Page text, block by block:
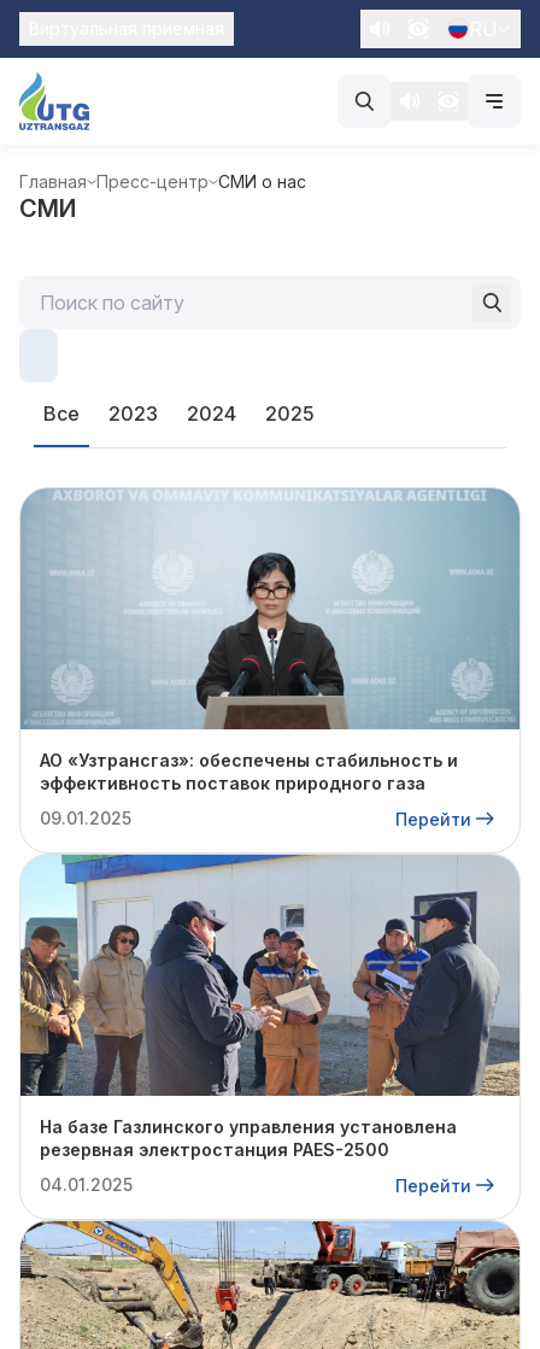
Главная Пресс-центр СМИ о нас
СМИ
Все 2023 2024 2025
АО «Узтрансгаз»: обеспечены стабильность и
эффективность поставок природного газа
09.01.2025
Перейти
На базе Газлинского управления установлена
резервная электростанция PAES-2500
04.01.2025
Перейти